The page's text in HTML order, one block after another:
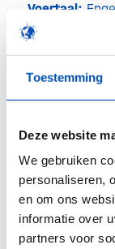
Toestemming
Deze website
We gebruiken
personaliseren,
en om ons
informatie over
partners voor
Voertaal:
Programma
19.00 uur
Jean
zijn